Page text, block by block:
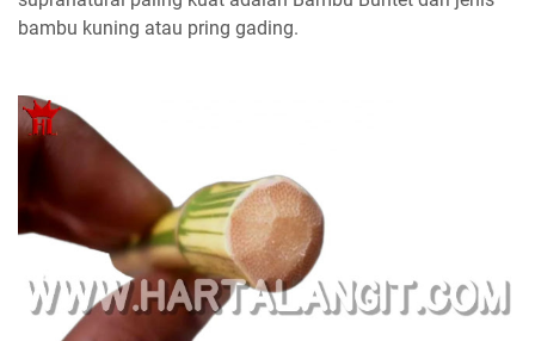
bambu kuning atau pring gading.